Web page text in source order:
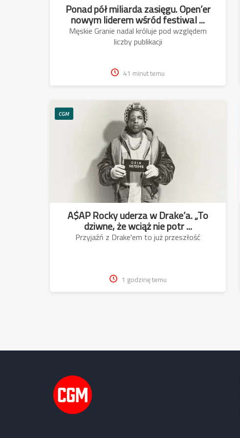
Ponad pół miliarda zasięgu. Open’er
nowym liderem wśród festiwal ...
Męskie Granie nadal króluje pod względem
liczby publikacji
41 minut temu
CGM
A$AP Rocky uderza w Drake’a. „To
dziwne, że wciąż nie potr ...
Przyjaźń z Drake'em to już przeszłość
1 godzinę temu